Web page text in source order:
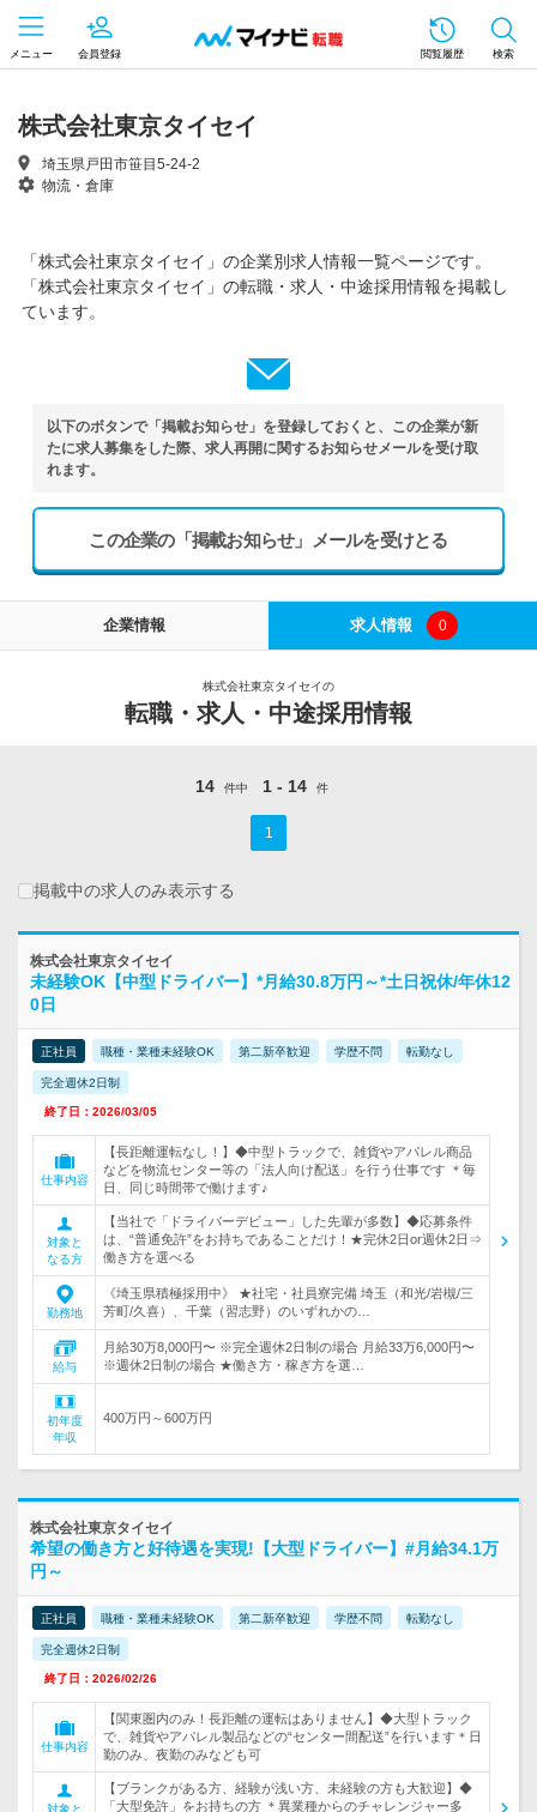
メニュー 会員登録 閲覧履歴 検索
株式会社東京タイセイ
埼玉県戸田市笹目5-24-2
物流・倉庫
「株式会社東京タイセイ」の企業別求人情報一覧ページです。
「株式会社東京タイセイ」の転職・求人・中途採用情報を掲載し
ています。
以下のボタンで「掲載お知らせ」を登録しておくと、この企業が新
たに求人募集をした際、求人再開に関するお知らせメールを受け取
れます。
この企業の「掲載お知らせ」メールを受けとる
企業情報 求人情報 0
株式会社東京タイセイの
転職・求人・中途採用情報
14 件中 1 - 14 件
1
掲載中の求人のみ表示する
株式会社東京タイセイ
未経験OK【中型ドライバー】*月給30.8万円～*土日祝休/年休12
0日
正社員 職種・業種未経験OK 第二新卒歓迎 学歴不問 転勤なし
完全週休2日制
終了日：2026/03/05
仕事内容
【長距離運転なし！】◆中型トラックで、雑貨やアパレル商品
などを物流センター等の「法人向け配送」を行う仕事です ＊毎
日、同じ時間帯で働けます♪
対象と
なる方
【当社で「ドライバーデビュー」した先輩が多数】◆応募条件
は、“普通免許”をお持ちであることだけ！★完休2日or週休2日⇒
働き方を選べる
勤務地
《埼玉県積極採用中》 ★社宅・社員寮完備 埼玉（和光/岩槻/三
芳町/久喜）、千葉（習志野）のいずれかの…
給与
月給30万8,000円〜 ※完全週休2日制の場合 月給33万6,000円〜
※週休2日制の場合 ★働き方・稼ぎ方を選…
初年度
年収
400万円～600万円
株式会社東京タイセイ
希望の働き方と好待遇を実現!【大型ドライバー】#月給34.1万
円～
正社員 職種・業種未経験OK 第二新卒歓迎 学歴不問 転勤なし
完全週休2日制
終了日：2026/02/26
仕事内容
【関東圏内のみ！長距離の運転はありません】◆大型トラック
で、雑貨やアパレル製品などの“センター間配送”を行います＊日
勤のみ、夜勤のみなども可
対象と
【ブランクがある方、経験が浅い方、未経験の方も大歓迎】◆
「大型免許」をお持ちの方 ＊異業種からのチャレンジャー多